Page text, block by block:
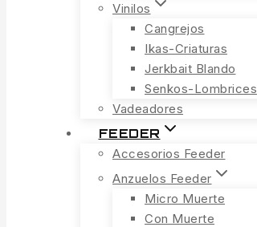
Vinilos
Cangrejos
Ikas-Criaturas
Jerkbait Blando
Senkos-Lombrices
Vadeadores
FEEDER
Accesorios Feeder
Anzuelos Feeder
Micro Muerte
Con Muerte